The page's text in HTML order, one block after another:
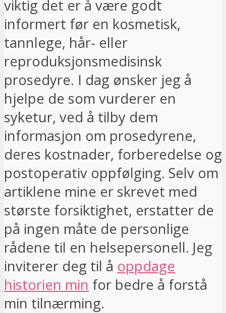
viktig det er å være godt
informert før en kosmetisk,
tannlege, hår- eller
reproduksjonsmedisinsk
prosedyre. I dag ønsker jeg å
hjelpe de som vurderer en
syketur, ved å tilby dem
informasjon om prosedyrene,
deres kostnader, forberedelse og
postoperativ oppfølging. Selv om
artiklene mine er skrevet med
største forsiktighet, erstatter de
på ingen måte de personlige
rådene til en helsepersonell. Jeg
inviterer deg til å oppdage
historien min for bedre å forstå
min tilnærming.